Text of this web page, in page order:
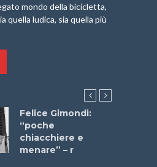
mondo della bicicletta,
quella ludica, sia quella più
Felice Gimondi:
“poche
chiacchiere e
menare” – r